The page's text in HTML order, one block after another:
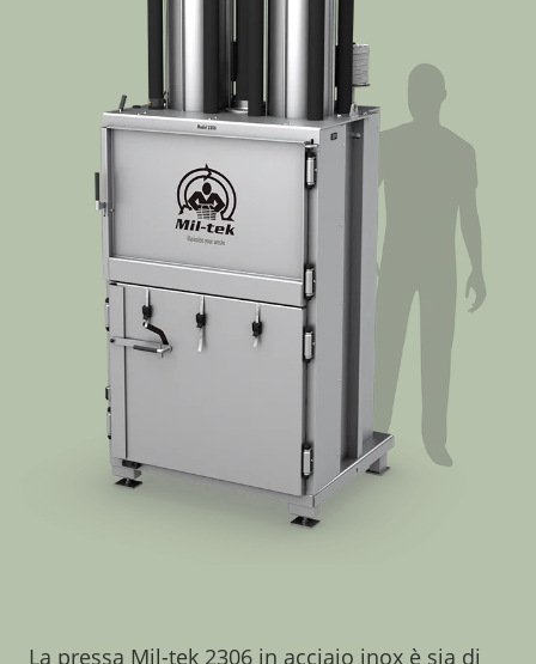
Azienda
Contatti
La pressa Mil-tek 2306 in acciaio inox è sia di